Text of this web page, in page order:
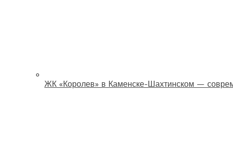
ЖК «Королев» в Каменске-Шахтинском —